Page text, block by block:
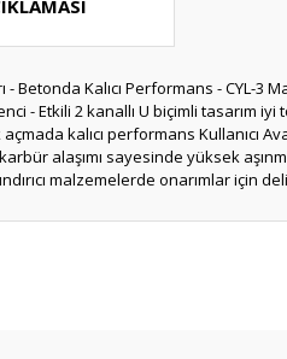
- Betonda Kalıcı Performans - CYL-
- Etkili 2 kanallı U biçimli tasarım
kalıcı performans Kullanıcı
alaşımı sayesinde yüksek
malzemelerde onarımlar için